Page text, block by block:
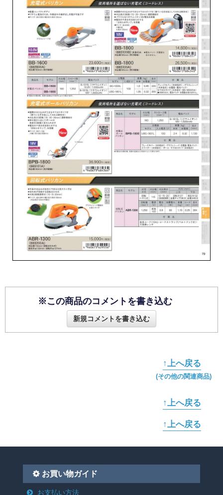
※この商品のコメントを書き込む
新規コメントを書き込む
↑上へ戻る
(その他の関連商品)
↑上へ戻る
↑上へ戻る
お買い物ガイド
お支払い方法